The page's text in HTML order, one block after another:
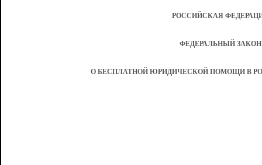
РОССИЙСКАЯ
ФЕДЕРАЛЬНЫЙ ЗАКОН
О БЕСПЛАТНОЙ ЮРИДИЧЕСКОЙ ПОМОЩИ В